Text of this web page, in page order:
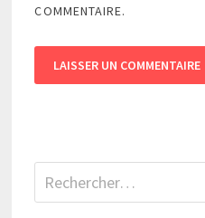
COMMENTAIRE.
Rechercher :